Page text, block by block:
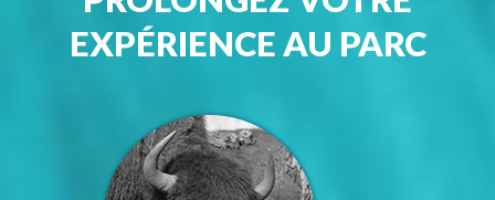
EXPÉRIENCE AU PARC